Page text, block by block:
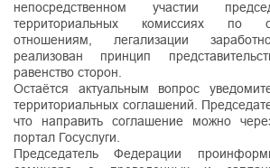
непосредственном участии
территориальных комиссиях по
отношениям, легализации
реализован принцип
равенство сторон.
Остаётся актуальным вопрос
территориальных соглашений.
что направить соглашение можно
портал Госуслуги.
Председатель Федерации